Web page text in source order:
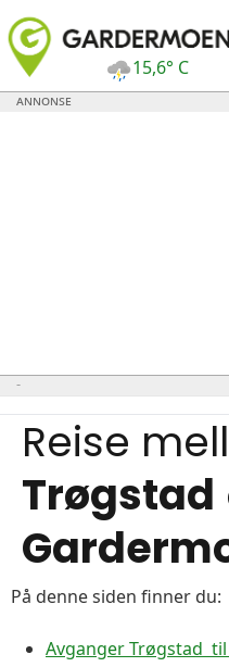
15,6° C
Reise
Trøgstad
På denne siden finner du:
Avganger Trøgstad